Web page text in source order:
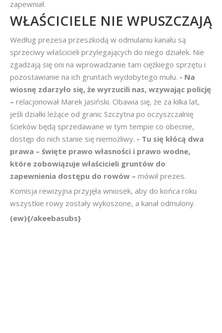
zapewniał.
WŁAŚCICIELE NIE WPUSZCZAJĄ
Według prezesa przeszkodą w odmulaniu kanału są
sprzeciwy właścicieli przylegających do niego działek. Nie
zgadzają się oni na wprowadzanie tam ciężkiego sprzętu i
pozostawianie na ich gruntach wydobytego mułu. - Na
wiosnę zdarzyło się, że wyrzucili nas, wzywając policję
– relacjonował Marek Jasiński. Obawia się, że za kilka lat,
jeśli działki leżące od granic Szczytna po oczyszczalnię
ścieków będą sprzedawane w tym tempie co obecnie,
dostęp do nich stanie się niemożliwy. - Tu się kłócą dwa
prawa – święte prawo własności i prawo wodne,
które zobowiązuje właścicieli gruntów do
zapewnienia dostępu do rowów – mówił prezes.
Komisja rewizyjna przyjęła wniosek, aby do końca roku
wszystkie rowy zostały wykoszone, a kanał odmulony.
(ew){/akeebasubs}